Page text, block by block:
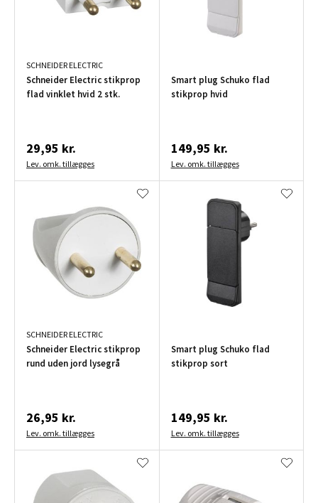
SCHNEIDER ELECTRIC
Schneider Electric stikprop
flad vinklet hvid 2 stk.
29,95 kr.
Lev. omk. tillægges
Smart plug Schuko flad
stikprop hvid
149,95 kr.
Lev. omk. tillægges
SCHNEIDER ELECTRIC
Schneider Electric stikprop
rund uden jord lysegrå
26,95 kr.
Lev. omk. tillægges
Smart plug Schuko flad
stikprop sort
149,95 kr.
Lev. omk. tillægges